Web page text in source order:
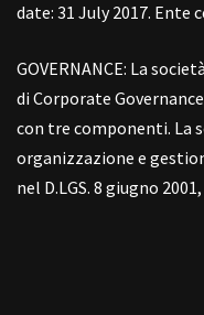
date: 31 July 2017. Ente
GOVERNANCE: La
di Corporate
con tre componenti. La
organizzazione e
nel D.LGS. 8 giugno 2001,